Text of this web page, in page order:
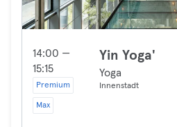
14:00 —
15:15
Premium
Max
Yin Yoga'
Yoga
Innenstadt